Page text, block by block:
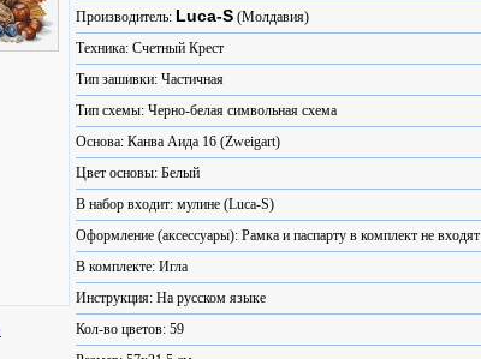
Производитель: Luca-S (Молдавия)
Техника: Счетный Крест
Тип зашивки: Частичная
Тип схемы: Черно-белая символьная схема
Основа: Канва Аида 16 (Zweigart)
Цвет основы: Белый
В набор входит: мулине (Luca-S)
Оформление (аксессуары): Рамка и паспарту в комплект не входят
В комплекте: Игла
Инструкция: На русском языке
Кол-во цветов: 59